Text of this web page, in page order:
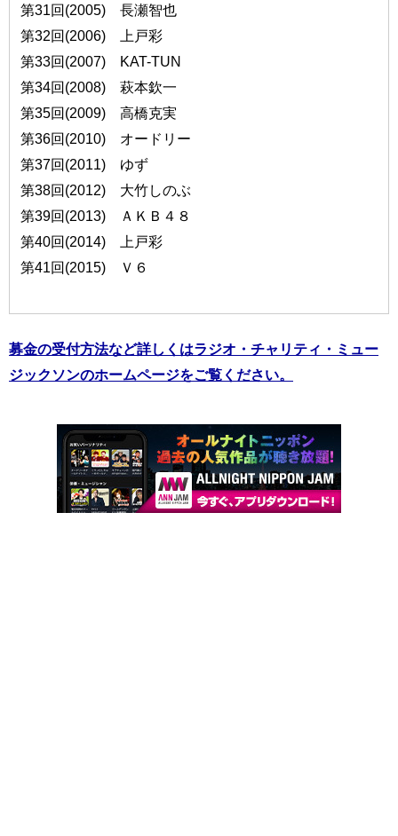
第31回(2005) 長瀬智也
第32回(2006) 上戸彩
第33回(2007) KAT-TUN
第34回(2008) 萩本欽一
第35回(2009) 高橋克実
第36回(2010) オードリー
第37回(2011) ゆず
第38回(2012) 大竹しのぶ
第39回(2013) ＡＫＢ４８
第40回(2014) 上戸彩
第41回(2015) Ｖ６
募金の受付方法など詳しくはラジオ・チャリティ・ミュー
ジックソンのホームページをご覧ください。